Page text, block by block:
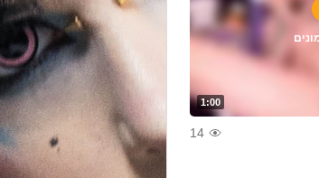
1:00
14